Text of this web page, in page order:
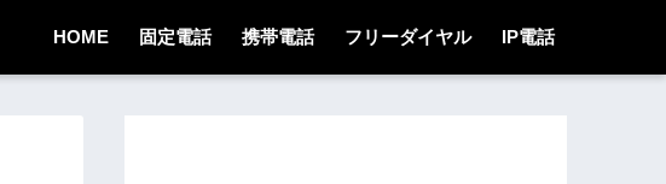
HOME 固定電話 携帯電話 フリーダイヤル IP電話